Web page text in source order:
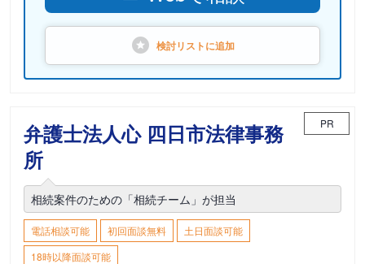
検討リストに追加
弁護士法人心 四日市法律事務
所
PR
相続案件のための「相続チーム」が担当
電話相談可能 初回面談無料
土日面談可能
18時以降面談可能